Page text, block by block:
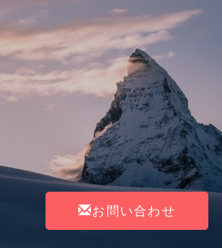
お問い合わせ